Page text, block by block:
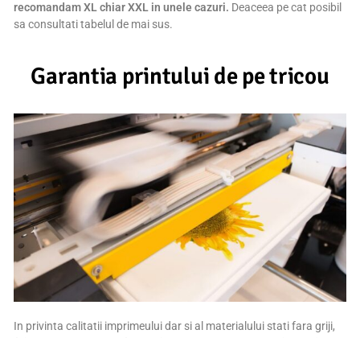
recomandam XL chiar XXL in unele cazuri. Deaceea pe cat posibil
sa consultati tabelul de mai sus.
Garantia printului de pe tricou
In privinta calitatii imprimeului dar si al materialului stati fara griji,